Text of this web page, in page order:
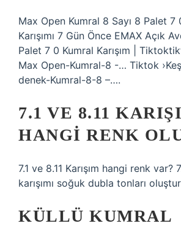
Max Open Kumral 8 Sayı 8 Palet 7
Karışımı 7 Gün Önce EMAX Açık
Palet 7 0 Kumral Karışım |
Max Open-Kumral-8 -… Tiktok
denek-Kumral-8-8 –….
7.1 VE 8.11
HANGI RENK
7.1 ve 8.11 Karışım hangi renk var?
karışımı soğuk dubla tonları
KÜLLÜ KUMRAL